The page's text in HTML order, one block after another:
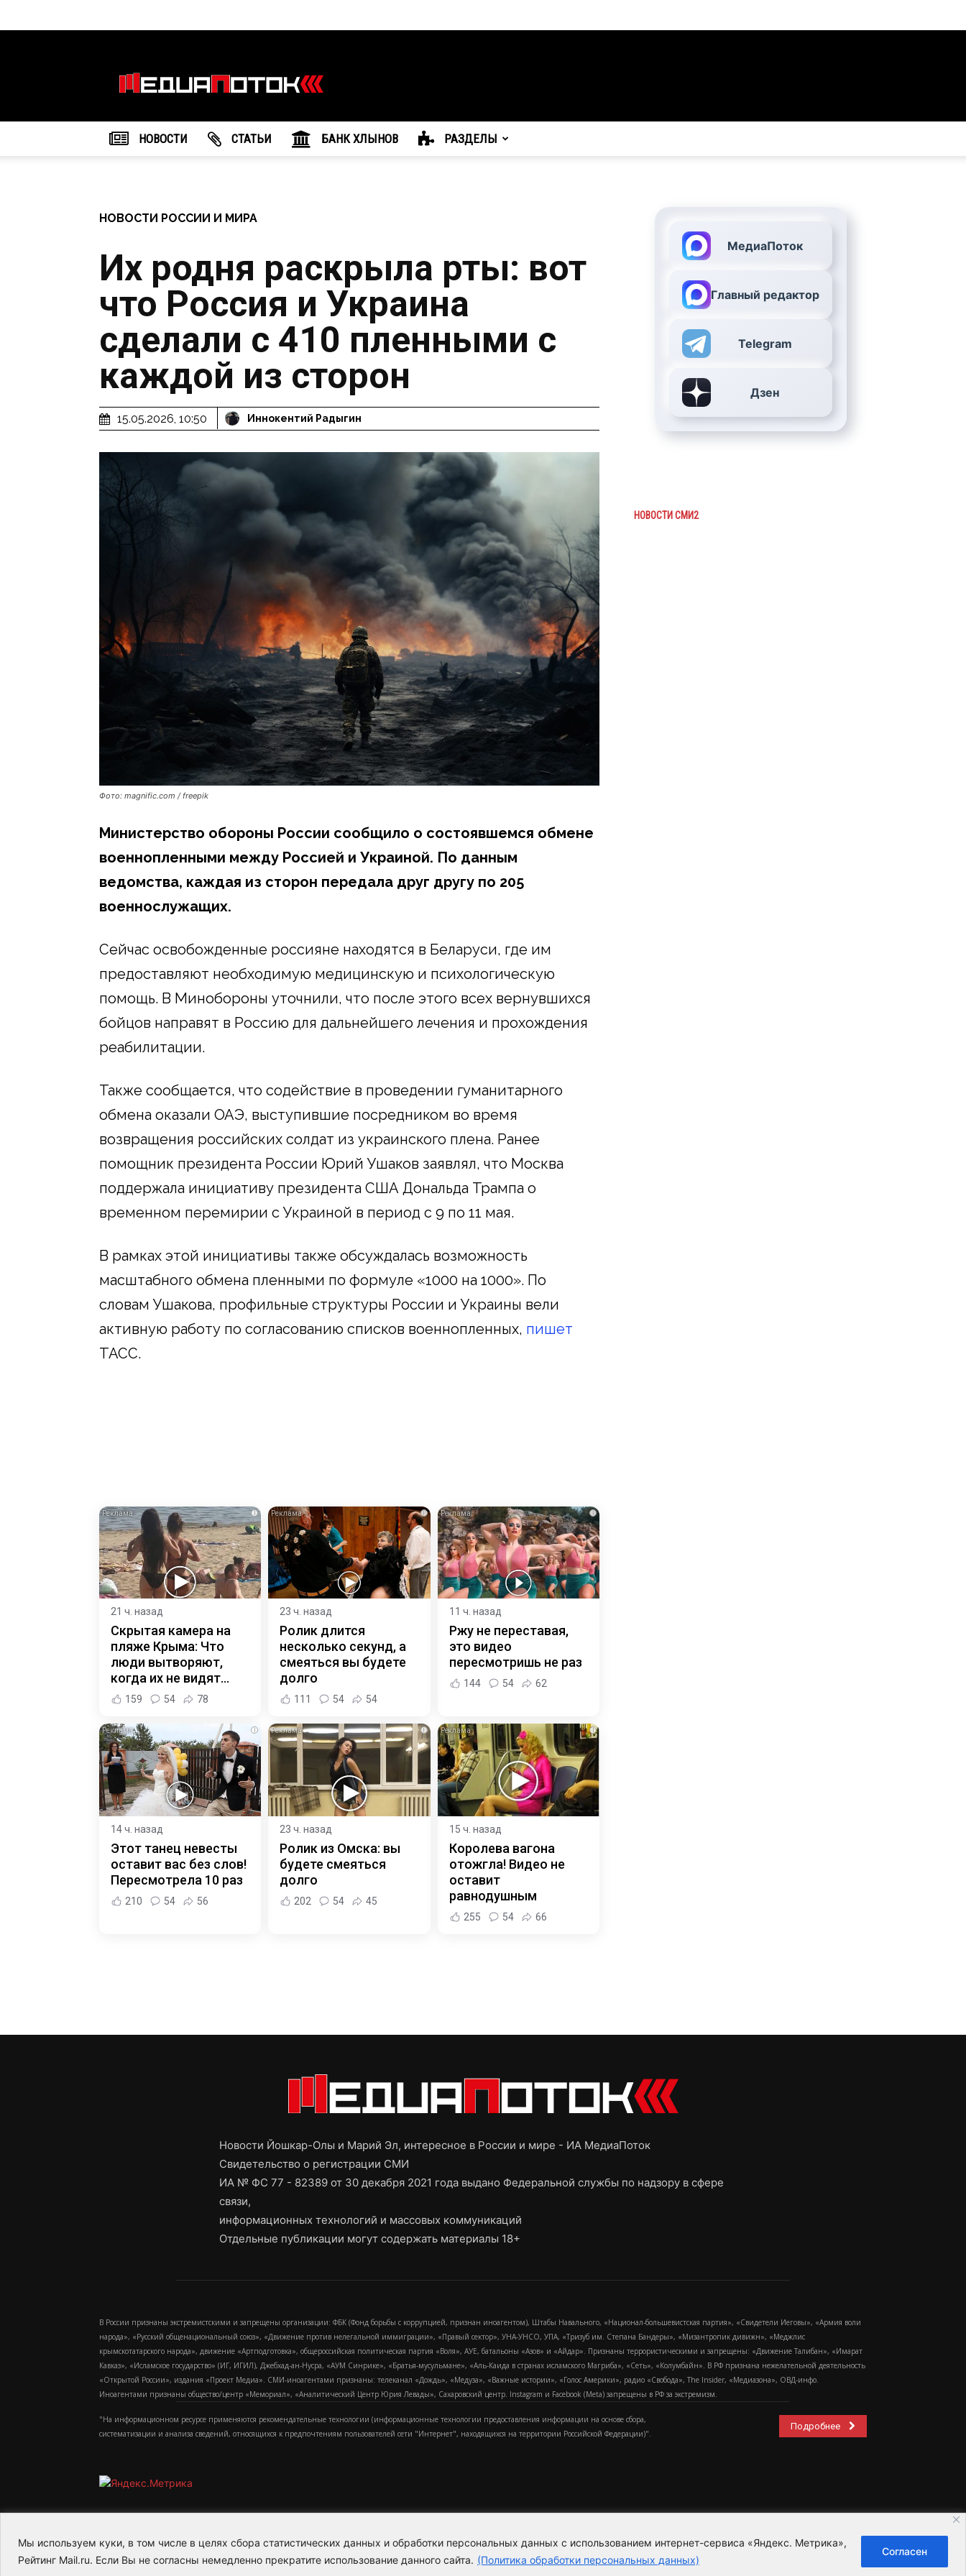
Мы используем куки, в том числе в целях сбора статистических данных и обработки персональных данных с использованием интернет-сервиса «Яндекс. Метрика»,
Рейтинг Mail.ru. Если Вы не согласны немедленно прекратите использование данного сайта. (Политика обработки персональных данных)
Согласен
агентство
"МедиаПоток"
НОВОСТИ CТАТЬИ БАНК ХЛЫНОВ РАЗДЕЛЫ
НОВОСТИ РОССИИ И МИРА
Их родня раскрыла рты: вот
что Россия и Украина
сделали с 410 пленными с
каждой из сторон
15.05.2026, 10:50 Иннокентий Радыгин
Фото: magnific.com / freepik
Министерство обороны России сообщило о состоявшемся обмене
военнопленными между Россией и Украиной. По данным
ведомства, каждая из сторон передала друг другу по 205
военнослужащих.
Сейчас освобожденные россияне находятся в Беларуси, где им
предоставляют необходимую медицинскую и психологическую
помощь. В Минобороны уточнили, что после этого всех вернувшихся
бойцов направят в Россию для дальнейшего лечения и прохождения
реабилитации.
Также сообщается, что содействие в проведении гуманитарного
обмена оказали ОАЭ, выступившие посредником во время
возвращения российских солдат из украинского плена. Ранее
помощник президента России Юрий Ушаков заявлял, что Москва
поддержала инициативу президента США Дональда Трампа о
временном перемирии с Украиной в период с 9 по 11 мая.
В рамках этой инициативы также обсуждалась возможность
масштабного обмена пленными по формуле «1000 на 1000». По
словам Ушакова, профильные структуры России и Украины вели
активную работу по согласованию списков военнопленных, пишет
ТАСС.
i
21 ч. назад
Скрытая камера на
пляже Крыма: Что
люди вытворяют,
когда их не видят...
159 54 78
i
23 ч. назад
Ролик длится
несколько секунд, а
смеяться вы будете
долго
111 54 54
i
11 ч. назад
Ржу не переставая,
это видео
пересмотришь не раз
144 54 62
i
14 ч. назад
Этот танец невесты
оставит вас без слов!
Пересмотрела 10 раз
210 54 56
i
23 ч. назад
Ролик из Омска: вы
будете смеяться
долго
202 54 45
i
15 ч. назад
Королева вагона
отожгла! Видео не
оставит
равнодушным
255 54 66
МедиаПоток
Главный редактор
Telegram
Дзен
НОВОСТИ СМИ2
Новости Йошкар-Олы и Марий Эл, интересное в России и мире - ИА МедиаПоток
Свидетельство о регистрации СМИ
ИА № ФС 77 - 82389 от 30 декабря 2021 года выдано Федеральной службы по надзору в сфере
связи,
информационных технологий и массовых коммуникаций
Отдельные публикации могут содержать материалы 18+
В России признаны экстремистскими и запрещены организации: ФБК (Фонд борьбы с коррупцией, признан иноагентом), Штабы Навального, «Национал-большевистская партия», «Свидетели Иеговы», «Армия воли
народа», «Русский общенациональный союз», «Движение против нелегальной иммиграции», «Правый сектор», УНА-УНСО, УПА, «Тризуб им. Степана Бандеры», «Мизантропик дивижн», «Меджлис
крымскотатарского народа», движение «Артподготовка», общероссийская политическая партия «Воля», АУЕ, батальоны «Азов» и «Айдар». Признаны террористическими и запрещены: «Движение Талибан», «Имарат
Кавказ», «Исламское государство» (ИГ, ИГИЛ), Джебхад-ан-Нусра, «АУМ Синрике», «Братья-мусульмане», «Аль-Каида в странах исламского Магриба», «Сеть», «Колумбайн». В РФ признана нежелательной деятельность
«Открытой России», издания «Проект Медиа». СМИ-иноагентами признаны: телеканал «Дождь», «Медуза», «Важные истории», «Голос Америки», радио «Свобода», The Insider, «Медиазона», ОВД-инфо.
Иноагентами признаны общество/центр «Мемориал», «Аналитический Центр Юрия Левады», Сахаровский центр. Instagram и Facebook (Metа) запрещены в РФ за экстремизм.
"На информационном ресурсе применяются рекомендательные технологии (информационные технологии предоставления информации на основе сбора,
систематизации и анализа сведений, относящихся к предпочтениям пользователей сети "Интернет", находящихся на территории Российской Федерации)".
Подробнее
2015-2026- Информационное агентство МедиаПоток Для справки
Пользовательское соглашение
Политика обработки персональных данных